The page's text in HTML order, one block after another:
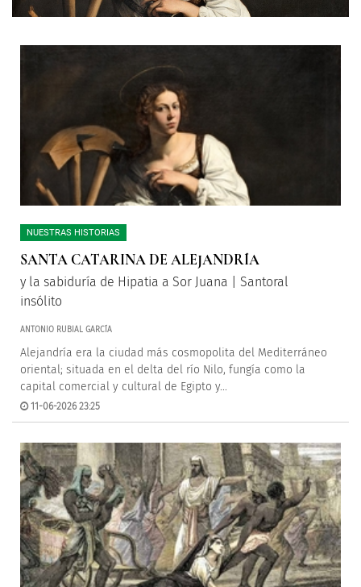
NUESTRAS HISTORIAS
SANTA CATARINA DE ALEJANDRÍA
y la sabiduría de Hipatia a Sor Juana | Santoral
insólito
ANTONIO RUBIAL GARCÍA
Alejandría era la ciudad más cosmopolita del Mediterráneo
oriental; situada en el delta del río Nilo, fungía como la
capital comercial y cultural de Egipto y...
11-06-2026 23:25